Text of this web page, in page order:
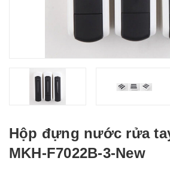
Hộp đựng nước rửa
MKH-F7022B-3-New